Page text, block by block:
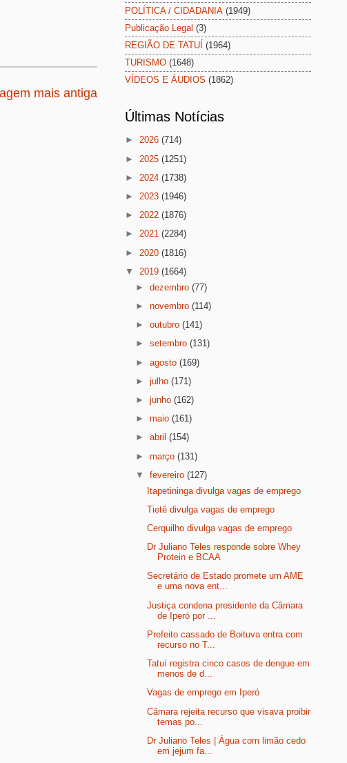
mais antiga
POLÍTICA / CIDADANIA (1949)
Publicação Legal (3)
REGIÃO DE TATUÍ (1964)
TURISMO (1648)
VÍDEOS E ÁUDIOS (1862)
Últimas Notícias
► 2026 (714)
► 2025 (1251)
► 2024 (1738)
► 2023 (1946)
► 2022 (1876)
► 2021 (2284)
► 2020 (1816)
▼ 2019 (1664)
►dezembro(77)
►novembro(114)
►outubro(141)
►setembro(131)
►agosto(169)
►julho(171)
►junho(162)
►maio(161)
►abril(154)
►março(131)
▼fevereiro(127)
Itapetininga divulga vagas de emprego
Tietê divulga vagas de emprego
Cerquilho divulga vagas de emprego
Dr Juliano Teles responde sobre Whey
Protein e BCAA
Secretário de Estado promete um AME
e uma nova ent...
Justiça condena presidente da Câmara
de Iperó por ...
Prefeito cassado de Boituva entra com
recurso no T...
Tatuí registra cinco casos de dengue em
menos de d...
Vagas de emprego em Iperó
Câmara rejeita recurso que visava proibir
temas po...
Dr Juliano Teles | Água com limão cedo
em jejum fa...